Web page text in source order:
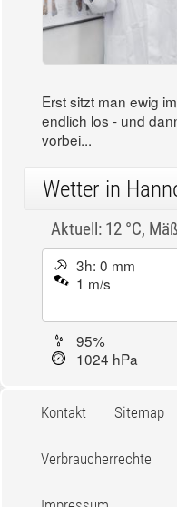
Erst sitzt man ewig
endlich los - und
vorbei...
Wetter in
Aktuell: 12 °C,
3h: 0 mm
1 m/s
95%
1024 hPa
Kontakt Sitemap
Verbraucherrechte